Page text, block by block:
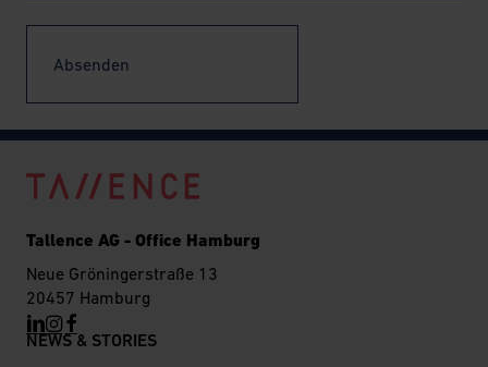
Absenden
Tallence AG - Office Hamburg
Neue Gröningerstraße 13
20457 Hamburg
NEWS & STORIES